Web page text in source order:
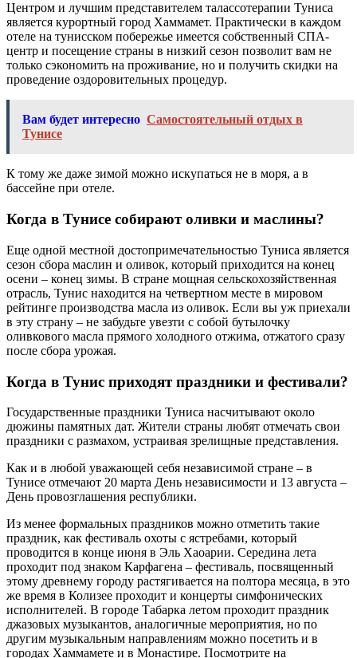
Центром и лучшим представителем талассотерапии Туниса
является курортный город Хаммамет. Практически в каждом
отеле на тунисском побережье имеется собственный СПА-
центр и посещение страны в низкий сезон позволит вам не
только сэкономить на проживание, но и получить скидки на
проведение оздоровительных процедур.
Вам будет интересно Самостоятельный отдых в
Тунисе
К тому же даже зимой можно искупаться не в моря, а в
бассейне при отеле.
Когда в Тунисе собирают оливки и маслины?
Еще одной местной достопримечательностью Туниса является
сезон сбора маслин и оливок, который приходится на конец
осени – конец зимы. В стране мощная сельскохозяйственная
отрасль, Тунис находится на четвертном месте в мировом
рейтинге производства масла из оливок. Если вы уж приехали
в эту страну – не забудьте увезти с собой бутылочку
оливкового масла прямого холодного отжима, отжатого сразу
после сбора урожая.
Когда в Тунис приходят праздники и фестивали?
Государственные праздники Туниса насчитывают около
дюжины памятных дат. Жители страны любят отмечать свои
праздники с размахом, устраивая зрелищные представления.
Как и в любой уважающей себя независимой стране – в
Тунисе отмечают 20 марта День независимости и 13 августа –
День провозглашения республики.
Из менее формальных праздников можно отметить такие
праздник, как фестиваль охоты с ястребами, который
проводится в конце июня в Эль Хаоарии. Середина лета
проходит под знаком Карфагена – фестиваль, посвященный
этому древнему городу растягивается на полтора месяца, в это
же время в Колизее проходит и концерты симфонических
исполнителей. В городе Табарка летом проходит праздник
джазовых музыкантов, аналогичные мероприятия, но по
другим музыкальным направлениям можно посетить и в
городах Хаммамете и в Монастире. Посмотрите на